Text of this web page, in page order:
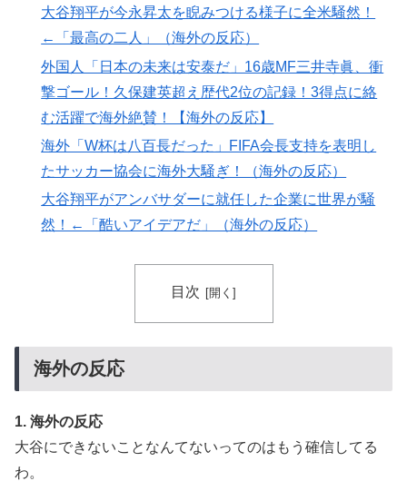
音がこれ！【海外の反応】
▶ 【朗報】韓国人「日本のサッカー選手、90年代の映画ス
ターかよ」
▶ 海外「あるある！」日本を旅行した外国人が患う新たな
症状「日本後PTSD」に海外が大騒ぎ
▶ イチローさん「僕は本を読まない。好きなアニメはドラ
ゴンボール」【海外の反応】
▶ 韓国人「韓国に10年間の出場権剥奪や過去ワールドカッ
プ、オリンピック予選の記録削除を要求するFIFA公式制
こちらです‥」→「日本人はこんなに徹底している‥」
韓国人「とある日本の飲食店で、韓国人店員が韓国人団
体客と口論になった理由がこちら・・・」
▶ 海外「剣が二回斬り合っただけで折れるのはどういうこ
韓国人「残酷だった日帝強占期前後の写真を見てみよ
う」
大谷翔平が今永昇太を睨みつける様子に全米騒然！
←「最高の二人」（海外の反応）
外国人「日本の未来は安泰だ」16歳MF三井寺眞、衝
撃ゴール！久保建英超え歴代2位の記録！3得点に絡
む活躍で海外絶賛！【海外の反応】
海外「W杯は八百長だった」FIFA会長支持を表明し
たサッカー協会に海外大騒ぎ！（海外の反応）
大谷翔平がアンバサダーに就任した企業に世界が騒
然！←「酷いアイデアだ」（海外の反応）
目次
海外の反応
1. 海外の反応
大谷にできないことなんてないってのはもう確信してる
わ。